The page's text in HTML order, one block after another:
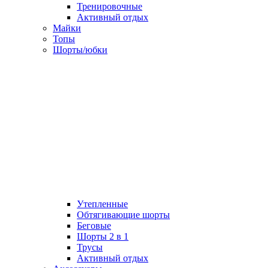
Тренировочные
Активный отдых
Майки
Топы
Шорты/юбки
Утепленные
Обтягивающие шорты
Беговые
Шорты 2 в 1
Трусы
Активный отдых